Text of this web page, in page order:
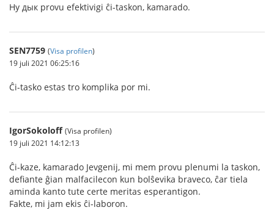
Ну дык provu efektivigi ĉi-taskon, kamarado.
SEN7759 (Visa profilen)
19 juli 2021 06:25:16
Ĉi-tasko estas tro komplika por mi.
IgorSokoloff (Visa profilen)
19 juli 2021 14:12:13
Ĉi-kaze, kamarado Jevgenij, mi mem provu plenumi la taskon,
defiante ĝian malfacilecon kun bolŝevika braveco, ĉar tiela
aminda kanto tute certe meritas esperantigon.
Fakte, mi jam ekis ĉi-laboron.